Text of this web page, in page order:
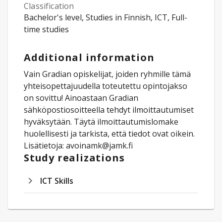
Classification
Bachelor's level, Studies in Finnish, ICT, Full-
time studies
Additional information
Vain Gradian opiskelijat, joiden ryhmille tämä
yhteisopettajuudella toteutettu opintojakso
on sovittu! Ainoastaan Gradian
sähköpostiosoitteella tehdyt ilmoittautumiset
hyväksytään. Täytä ilmoittautumislomake
huolellisesti ja tarkista, että tiedot ovat oikein.
Lisätietoja: avoinamk@jamk.fi
Study realizations
ICT Skills